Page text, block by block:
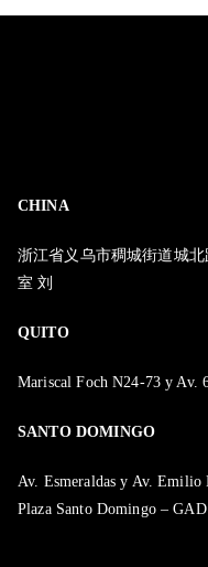
CHINA
浙江省义乌市稠城街道城北
室 刘
QUITO
Mariscal Foch N24-73 y Av.
SANTO DOMINGO
Av. Esmeraldas y Av. Emilio
Plaza Santo Domingo –